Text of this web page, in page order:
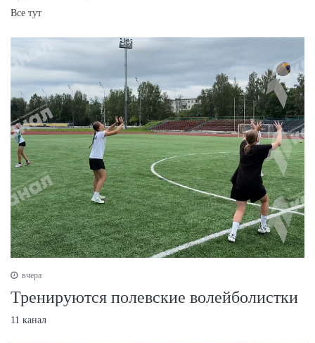
Все тут
вчера
Тренируются полевские волейболистки
11 канал